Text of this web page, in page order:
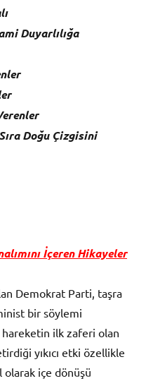
Duyarlılığa
Doğu Çizgisini
İçeren Hikayeler
Demokrat Parti, taşra
bir söylemi
ilk zaferi olan
yıkıcı etki özellikle
içe dönüşü